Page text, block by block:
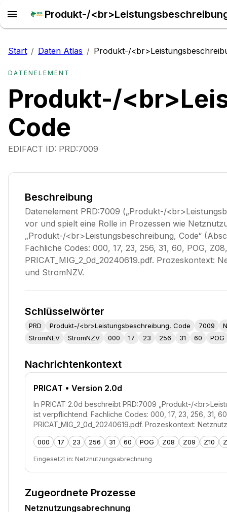
Produkt-/
Start / Daten Atlas / Produkt-/
DATENELEMENT
Produkt-/
Code
EDIFACT ID: PRD:7009
Beschreibung
Datenelement PRD:7009 („Produkt-/
vor und spielt eine Rolle in Prozessen wie
„Produkt-/<br>Leistungsbeschreibung, Code“
Fachliche Codes: 000, 17, 23, 256, 31, 60, POG,
PRICAT_MIG_2_0d_20240619.pdf. Prozeskontext:
und StromNZV.
Schlüsselwörter
PRD Produkt-/<br>Leistungsbeschreibung, Code 7009
StromNEV
StromNZV 000 17 23 256 31 60 POG
Nachrichtenkontext
PRICAT • Version 2.0d
In PRICAT 2.0d beschreibt PRD:7009 „Produkt-/
ist verpflichtend. Fachliche Codes: 000, 17, 23, 256, 31,
PRICAT_MIG_2_0d_20240619.pdf. Prozeskontext:
000 17 23 256 31 60 POG Z08 Z09 Z10
Eingesetzt in: Netznutzungsabrechnung
Zugeordnete Prozesse
Netznutzungsabrechnung